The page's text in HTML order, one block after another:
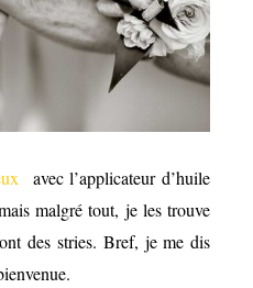
avec l’applicateur d’huile
malgré tout, je les trouve
des stries. Bref, je me dis